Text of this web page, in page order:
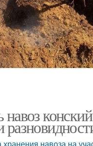
навоз